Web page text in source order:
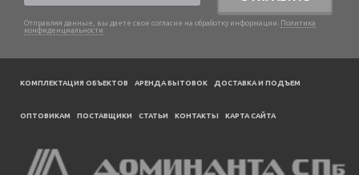
Отправляя данные, вы даете свое согласие на обработку информации. Политика
конфиденциальности .
КОМПЛЕКТАЦИЯ ОБЪЕКТОВ АРЕНДА БЫТОВОК ДОСТАВКА И ПОДЪЕМ
ОПТОВИКАМ ПОСТАВЩИКИ CТАТЬИ КОНТАКТЫ КАРТА САЙТА